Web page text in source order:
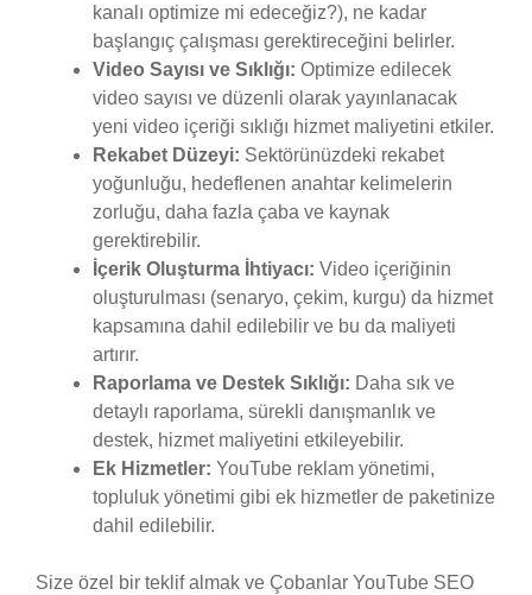
kanalı optimize mi edeceğiz?), ne kadar
başlangıç çalışması gerektireceğini belirler.
Video Sayısı ve Sıklığı: Optimize edilecek
video sayısı ve düzenli olarak yayınlanacak
yeni video içeriği sıklığı hizmet maliyetini etkiler.
Rekabet Düzeyi: Sektörünüzdeki rekabet
yoğunluğu, hedeflenen anahtar kelimelerin
zorluğu, daha fazla çaba ve kaynak
gerektirebilir.
İçerik Oluşturma İhtiyacı: Video içeriğinin
oluşturulması (senaryo, çekim, kurgu) da hizmet
kapsamına dahil edilebilir ve bu da maliyeti
artırır.
Raporlama ve Destek Sıklığı: Daha sık ve
detaylı raporlama, sürekli danışmanlık ve
destek, hizmet maliyetini etkileyebilir.
Ek Hizmetler: YouTube reklam yönetimi,
topluluk yönetimi gibi ek hizmetler de paketinize
dahil edilebilir.
Size özel bir teklif almak ve Çobanlar YouTube SEO